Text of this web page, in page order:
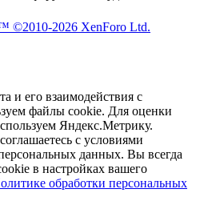
©2010-2026 XenForo Ltd.
и его взаимодействия с
файлы cookie. Для оценки
Яндекс.Метрику.
с условиями
данных. Вы всегда
в настройках вашего
обработки персональных